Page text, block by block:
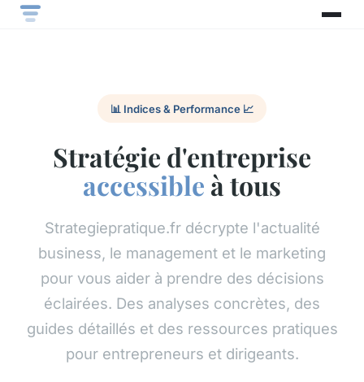
📊 Indices & Performance 📈
Stratégie d'entreprise
accessible à tous
Strategiepratique.fr décrypte l'actualité
business, le management et le marketing
pour vous aider à prendre des décisions
éclairées. Des analyses concrètes, des
guides détaillés et des ressources pratiques
pour entrepreneurs et dirigeants.